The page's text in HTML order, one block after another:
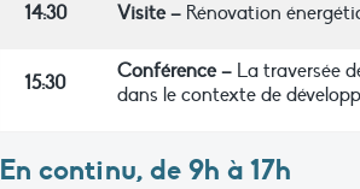
14:30 Visite – Rénovation
15:30 Conférence – La traversée
dans le contexte de
En continu, de 9h à 17h